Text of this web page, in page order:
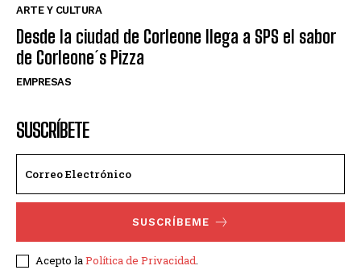
ARTE Y CULTURA
Desde la ciudad de Corleone llega a SPS el sabor
de Corleone´s Pizza
EMPRESAS
SUSCRÍBETE
SUSCRÍBEME
Acepto laPolítica de Privacidad.